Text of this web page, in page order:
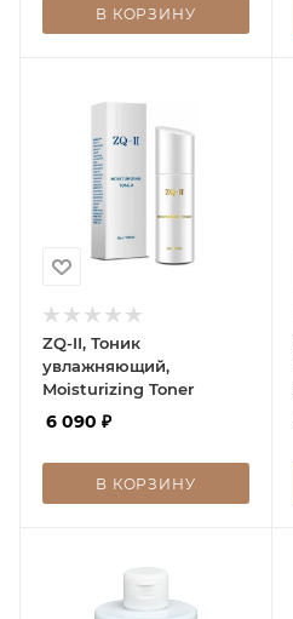
В КОРЗИНУ
ZQ-II, Тоник
увлажняющий,
Moisturizing Toner
6 090 ₽
В КОРЗИНУ